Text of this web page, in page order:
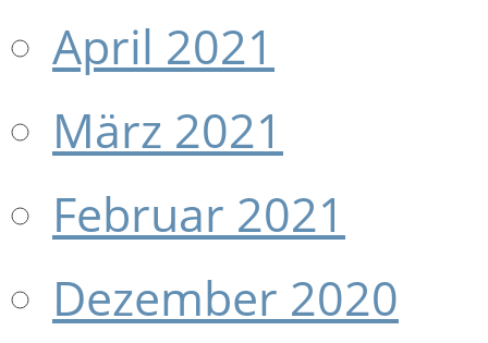
April 2021
März 2021
Februar 2021
Dezember 2020